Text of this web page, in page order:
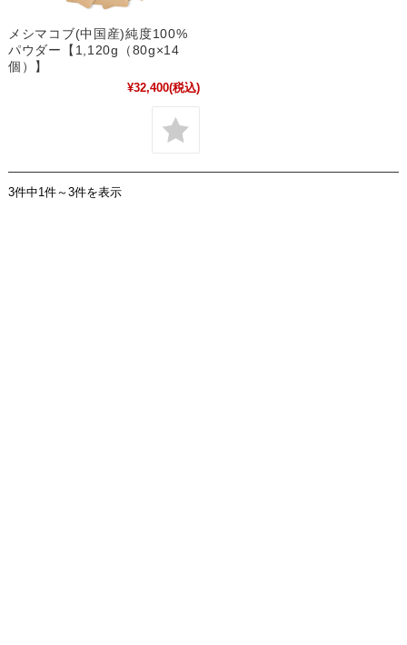
メシマコブ(中国産)純度100%
パウダー【1,120g（80g×14
個）】
¥32,400(税込)
3件中1件～3件を表示